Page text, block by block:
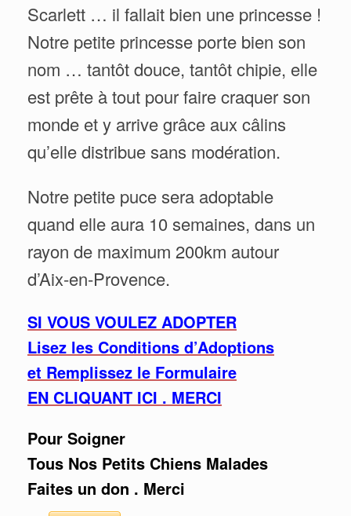
Scarlett … il fallait bien une princesse !
Notre petite princesse porte bien son
nom … tantôt douce, tantôt chipie, elle
est prête à tout pour faire craquer son
monde et y arrive grâce aux câlins
qu’elle distribue sans modération.
Notre petite puce sera adoptable
quand elle aura 10 semaines, dans un
rayon de maximum 200km autour
d’Aix-en-Provence.
SI VOUS VOULEZ ADOPTER
Lisez les Conditions d’Adoptions
et Remplissez le Formulaire
EN CLIQUANT ICI . MERCI
Pour Soigner
Tous Nos Petits Chiens Malades
Faites un don . Merci